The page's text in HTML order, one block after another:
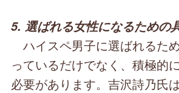
5. 選ばれる女性になるための
ハイスペ男子に選ばれるた
っているだけでなく、積極的
必要があります。吉沢詩乃氏